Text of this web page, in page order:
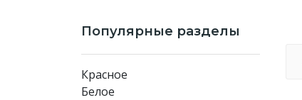
Популярные разделы
Красное
Белое